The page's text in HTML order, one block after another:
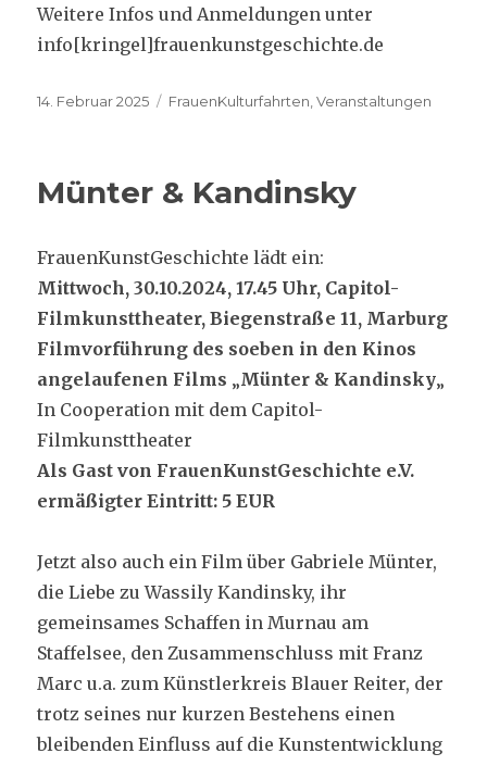
Weitere Infos und Anmeldungen unter
info[kringel]frauenkunstgeschichte.de
Veröffentlicht
14. Februar 2025 Kategorien
FrauenKulturfahrten ,Veranstaltungen
Münter & Kandinsky
FrauenKunstGeschichte lädt ein:
Mittwoch, 30.10.2024, 17.45 Uhr, Capitol-
Filmkunsttheater, Biegenstraße 11, Marburg
Filmvorführung des soeben in den Kinos
angelaufenen Films „Münter & Kandinsky„
In Cooperation mit dem Capitol-
Filmkunsttheater
Als Gast von FrauenKunstGeschichte e.V.
ermäßigter Eintritt: 5 EUR
Jetzt also auch ein Film über Gabriele Münter,
die Liebe zu Wassily Kandinsky, ihr
gemeinsames Schaffen in Murnau am
Staffelsee, den Zusammenschluss mit Franz
Marc u.a. zum Künstlerkreis Blauer Reiter, der
trotz seines nur kurzen Bestehens einen
bleibenden Einfluss auf die Kunstentwicklung